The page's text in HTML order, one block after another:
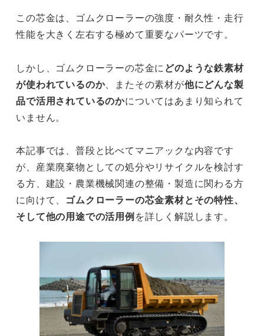
この芯金は、ゴムクローラーの強度・耐久性・走行
性能を大きく左右する極めて重要なパーツです。
しかし、ゴムクローラーの芯金に どのような鉄素材
が使われているのか、またその素材が他にどんな製
品で活用されているのかについてはあまり知られて
いません。
本記事では、普段と比べてマニアックな内容です
が、産業廃棄物としての処分やリサイクルを検討す
る方、建設・農業機械関連の整備・製造に関わる方
に向けて、 ゴムクローラーの芯金素材とその特性、
そして他の用途での活用例を詳しく解説します。